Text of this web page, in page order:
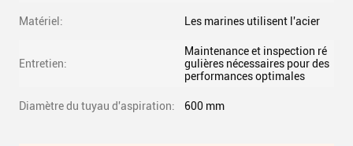
Matériel: Les marines utilisent l'acier
Entretien:
Maintenance et inspection ré
gulières nécessaires pour des
performances optimales
Diamètre du tuyau d'aspiration: 600 mm